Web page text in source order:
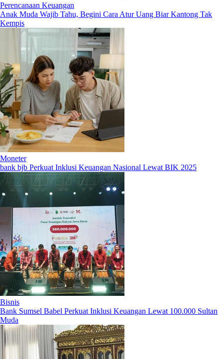
Perencanaan Keuangan
Anak Muda Wajib Tahu, Begini Cara Atur Uang Biar Kantong Tak
Kempis
Moneter
bank bjb Perkuat Inklusi Keuangan Nasional Lewat BIK 2025
Bisnis
Bank Sumsel Babel Perkuat Inklusi Keuangan Lewat 100.000 Sultan
Muda